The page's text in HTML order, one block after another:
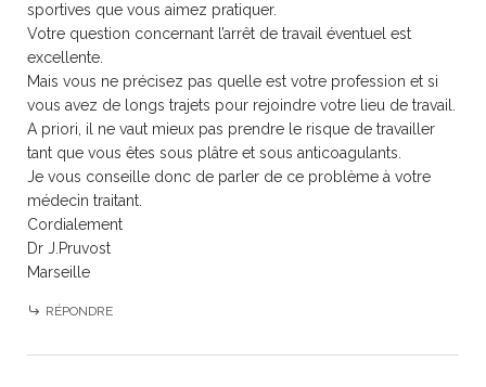
sportives que vous aimez pratiquer.
Votre question concernant l’arrêt de travail éventuel est
excellente.
Mais vous ne précisez pas quelle est votre profession et si
vous avez de longs trajets pour rejoindre votre lieu de travail.
A priori, il ne vaut mieux pas prendre le risque de travailler
tant que vous êtes sous plâtre et sous anticoagulants.
Je vous conseille donc de parler de ce problème à votre
médecin traitant.
Cordialement
Dr J.Pruvost
Marseille
RÉPONDRE